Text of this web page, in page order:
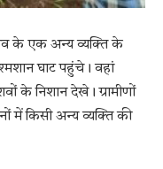
के एक अन्य व्यक्ति के
घाट पहुंचे। वहां
के निशान देखे। ग्रामीणों
में किसी अन्य व्यक्ति की